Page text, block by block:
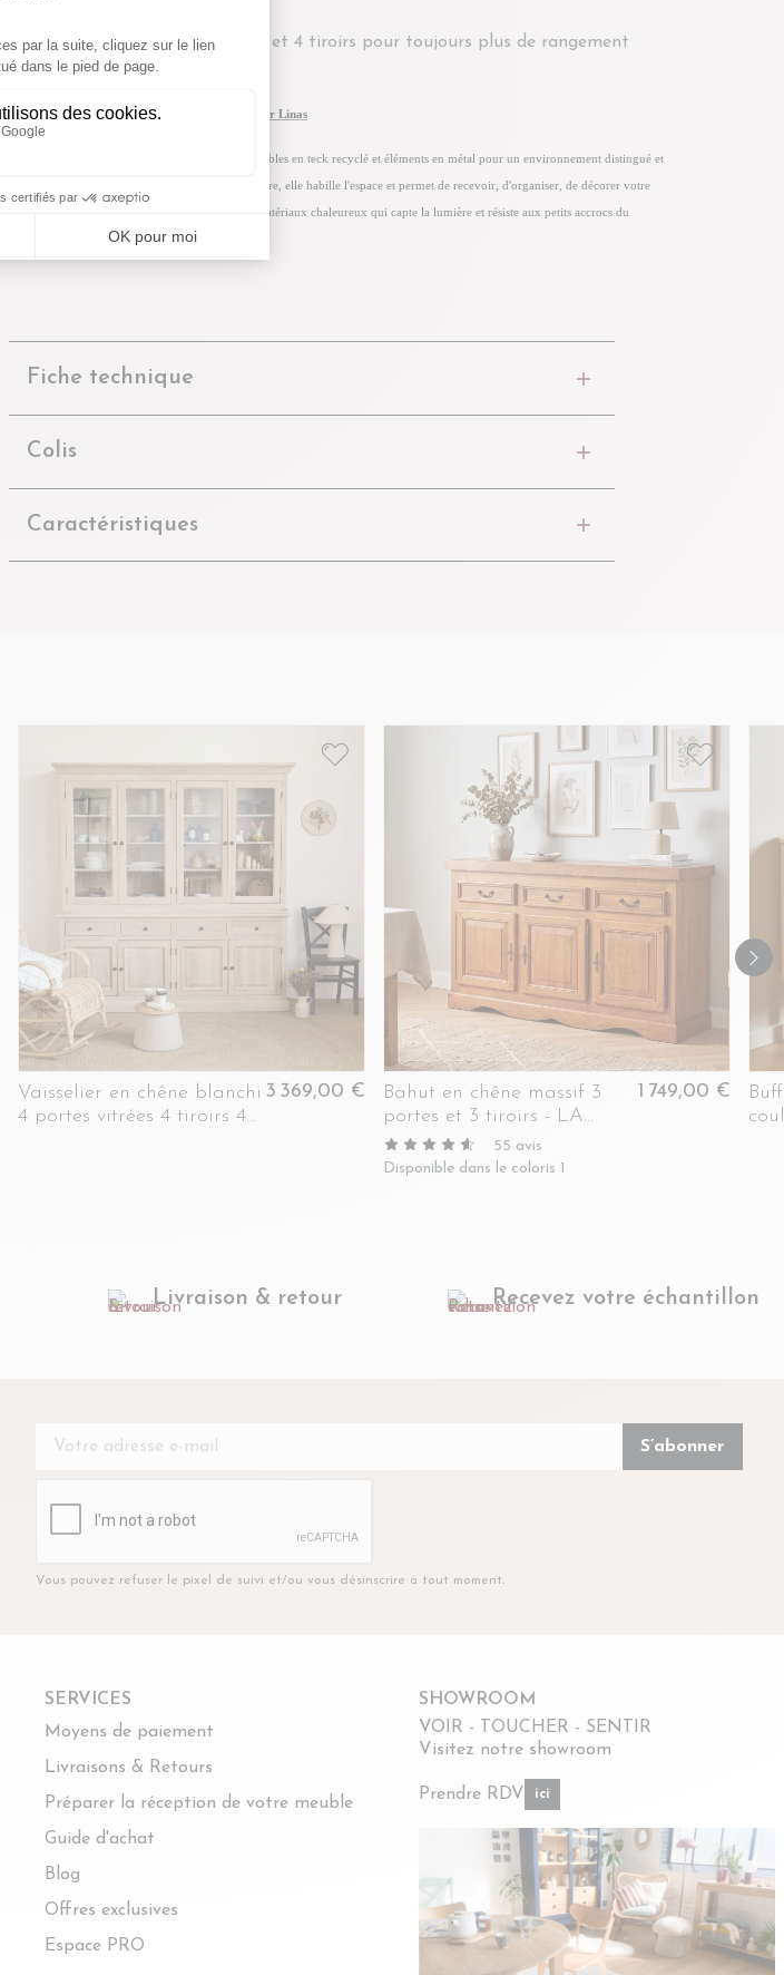
Il existe aussi en 4 portes et 4 tiroirs pour toujours plus de rangement
sous la réf. LIN110
Collection de meubles de salle à manger Linas
La collection LINAS rassemble des meubles en teck recyclé et éléments en métal pour un environnement distingué et
confortable. Empreinte d'un fort caractère, elle habille l'espace et permet de recevoir, d'organiser, de décorer votre
salle à manger. Le teck recyclé est un matériaux chaleureux qui capte la lumière et résiste aux petits accrocs du
quotidien.
Fiche technique
Colis
Caractéristiques
Vaisselier en chêne blanchi
4 portes vitrées 4 tiroirs 4
3 369,00 €
Bahut en chêne massif 3
portes et 3 tiroirs - LA
BRESSE
55 avis
Disponible dans le coloris 1
1 749,00 €
Livraison & retour Recevez votre échantillon
Vous pouvez refuser le pixel de suivi et/ou vous désinscrire à tout moment.
SERVICES
Moyens de paiement
Livraisons & Retours
Préparer la réception de votre meuble
Guide d'achat
Blog
Offres exclusives
Espace PRO
SHOWROOM
VOIR - TOUCHER - SENTIR
Visitez notre showroom
Prendre RDV ici